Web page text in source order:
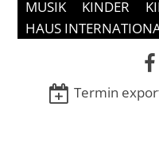
MUSIK
KINDER
HAUS
Termin